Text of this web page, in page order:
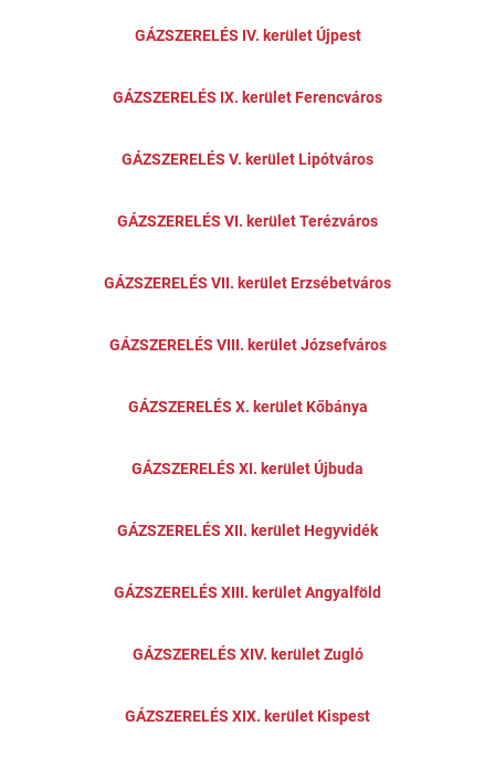
GÁZSZERELÉS IV. kerület Újpest
GÁZSZERELÉS IX. kerület Ferencváros
GÁZSZERELÉS V. kerület Lipótváros
GÁZSZERELÉS VI. kerület Terézváros
GÁZSZERELÉS VII. kerület Erzsébetváros
GÁZSZERELÉS VIII. kerület Józsefváros
GÁZSZERELÉS X. kerület Kőbánya
GÁZSZERELÉS XI. kerület Újbuda
GÁZSZERELÉS XII. kerület Hegyvidék
GÁZSZERELÉS XIII. kerület Angyalföld
GÁZSZERELÉS XIV. kerület Zugló
GÁZSZERELÉS XIX. kerület Kispest